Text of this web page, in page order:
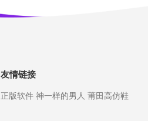
友情链接
正版软件 神一样的男人 莆田高仿鞋